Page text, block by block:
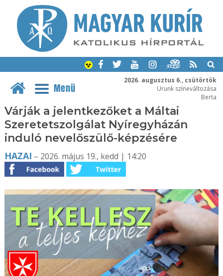
2026. augusztus 6., csütörtök
Urunk színeváltozása
Berta
Menü
Várják a jelentkezőket a Máltai
Szeretetszolgálat Nyíregyházán
induló nevelőszülő-képzésére
HAZAI – 2026. május 19., kedd | 14:20